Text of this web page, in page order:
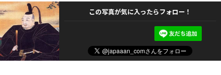
この写真が気に入ったらフォロー！